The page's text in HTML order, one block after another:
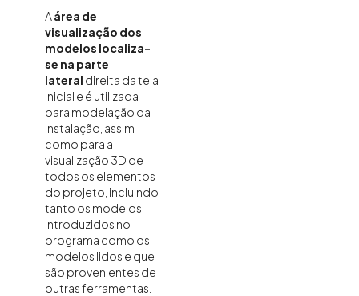
A área de
visualização dos
modelos localiza-
se na parte
lateral direita da tela
inicial e é utilizada
para modelação da
instalação, assim
como para a
visualização 3D de
todos os elementos
do projeto, incluindo
tanto os modelos
introduzidos no
programa como os
modelos lidos e que
são provenientes de
outras ferramentas.